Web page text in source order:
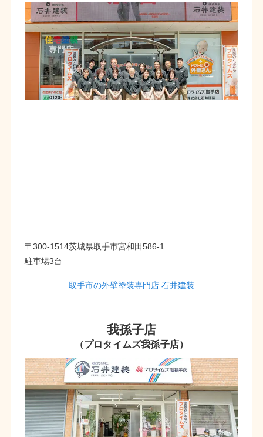
〒300-1514茨城県取手市宮和田586-1
駐車場3台
取手市の外壁塗装専門店 石井建装
我孫子店
（プロタイムズ我孫子店）